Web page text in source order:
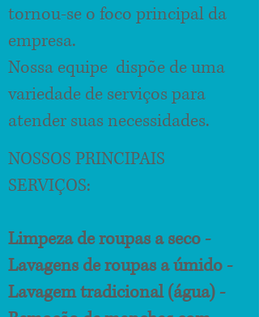
tornou-se o foco principal da
empresa.
Nossa equipe dispõe de uma
variedade de serviços para
atender suas necessidades.
NOSSOS PRINCIPAIS
SERVIÇOS:
Limpeza de roupas a seco -
Lavagens de roupas a úmido -
Lavagem tradicional (água) -